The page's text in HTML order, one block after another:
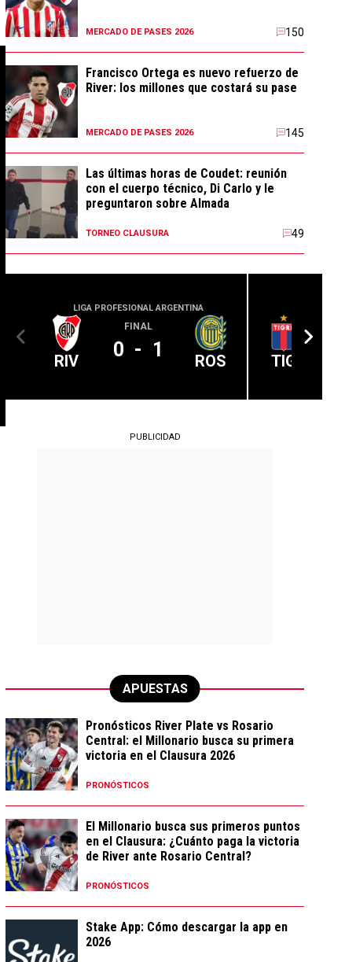
MERCADO DE PASES 2026 150
Francisco Ortega es nuevo refuerzo de
River: los millones que costará su pase
MERCADO DE PASES 2026 145
Las últimas horas de Coudet: reunión
con el cuerpo técnico, Di Carlo y le
preguntaron sobre Almada
TORNEO CLAUSURA 49
LIGA PROFESIONAL ARGENTINA
RIV
FINAL
0 - 1 ROS TIG
PUBLICIDAD
APUESTAS
Pronósticos River Plate vs Rosario
Central: el Millonario busca su primera
victoria en el Clausura 2026
PRONÓSTICOS
El Millonario busca sus primeros puntos
en el Clausura: ¿Cuánto paga la victoria
de River ante Rosario Central?
PRONÓSTICOS
Stake App: Cómo descargar la app en
2026